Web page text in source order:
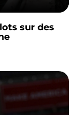
sur des